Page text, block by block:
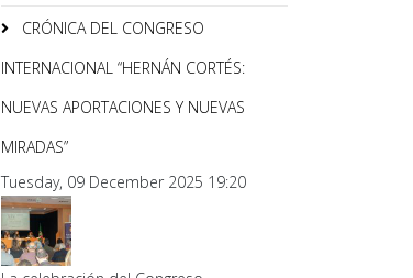
CRÓNICA DEL CONGRESO
INTERNACIONAL “HERNÁN CORTÉS:
NUEVAS APORTACIONES Y NUEVAS
MIRADAS”
Tuesday, 09 December 2025 19:20